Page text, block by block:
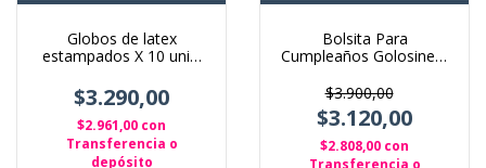
Globos de latex
estampados X 10 unid.
$3.290,00
$2.961,00 con
Transferencia o
depósito
Bolsita Para
Cumpleaños Golosinera
Rojo
$3.900,00
$3.120,00
$2.808,00 con
Transferencia o